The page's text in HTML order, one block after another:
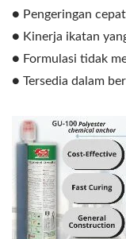
● Pengeringan cepat
● Kinerja ikatan
● Formulasi tidak
● Tersedia dalam